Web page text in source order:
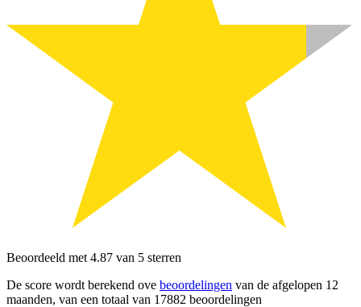
Beoordeeld met 4.87 van 5 sterren
De score wordt berekend ove beoordelingen van de afgelopen 12
maanden, van een totaal van 17882 beoordelingen